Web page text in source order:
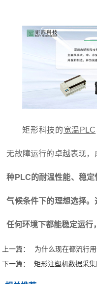
矩形科技的宽温PLC
无故障运行的卓越表现，
种PLC的耐温性能、稳
气候条件下的理想选择
任何环境下都能稳定运行
上一篇：
为什么现在都流行用
下一篇：
矩形注塑机数据采